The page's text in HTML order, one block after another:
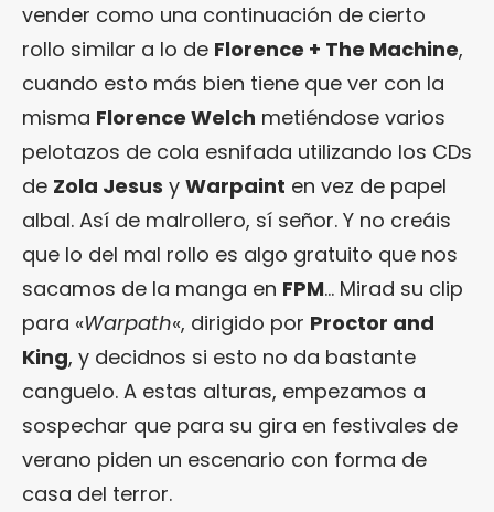
vender como una continuación de cierto
rollo similar a lo de Florence + The Machine,
cuando esto más bien tiene que ver con la
misma Florence Welch metiéndose varios
pelotazos de cola esnifada utilizando los CDs
de Zola Jesus y Warpaint en vez de papel
albal. Así de malrollero, sí señor. Y no creáis
que lo del mal rollo es algo gratuito que nos
sacamos de la manga en FPM… Mirad su clip
para «Warpath«, dirigido por Proctor and
King, y decidnos si esto no da bastante
canguelo. A estas alturas, empezamos a
sospechar que para su gira en festivales de
verano piden un escenario con forma de
casa del terror.